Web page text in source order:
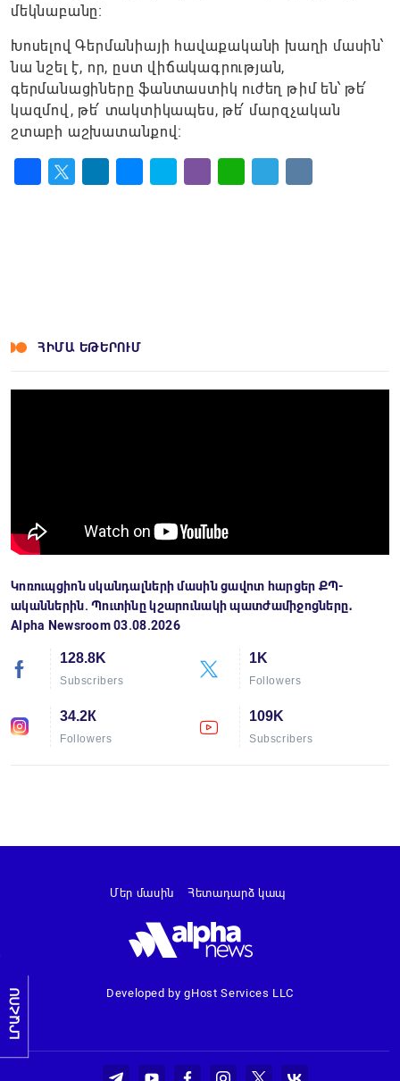
մեկնաբանը։
Խոսելով Գերմանիայի հավաքականի խաղի մասին՝
նա նշել է, որ, ըստ վիճակագրության,
գերմանացիները ֆանտաստիկ ուժեղ թիմ են՝ թե՛
կազմով, թե՛ տակտիկապես, թե՛ մարզչական
շտաբի աշխատանքով։
ՀԻՄԱ ԵԹԵՐՈՒՄ
Կոռուպցիոն սկանդալների մասին ցավոտ հարցեր ՔՊ-
ականներին. Պուտինը կշարունակի պատժամիջոցները․
Alpha Newsroom 03.08.2026
128.8K
Subscribers
1K
Followers
34.2К
Followers
109K
Subscribers
ԼՐԱՀՈՍ Developed by gHost Services LLC
Մեր մասին Հետադարձ կապ